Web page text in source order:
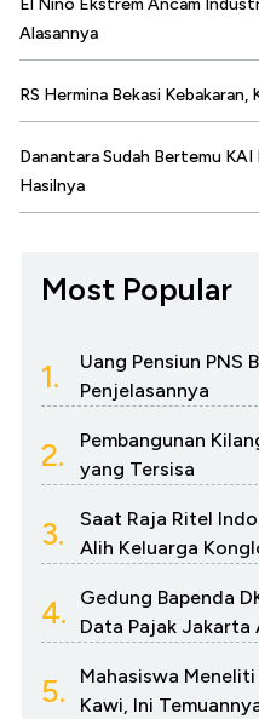
El Nino Ekstrem Ancam
Alasannya
RS Hermina Bekasi Kebakaran,
Danantara Sudah Bertemu
Hasilnya
Most Popular
1.
Uang Pensiun PNS
Penjelasannya
2.
Pembangunan
yang Tersisa
3.
Saat Raja Ritel
Alih Keluarga
4.
Gedung Bapenda
Data Pajak Jakarta
5.
Mahasiswa
Kawi, Ini